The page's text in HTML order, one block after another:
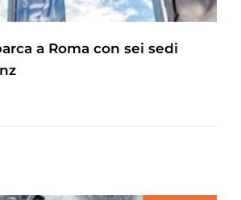
a Roma con sei sedi